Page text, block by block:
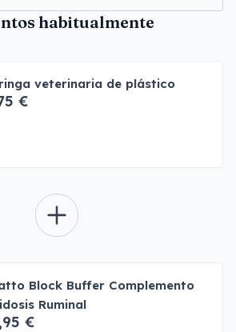
habitualmente
veterinaria de plástico
€
Block Buffer Complemento
Ruminal
€